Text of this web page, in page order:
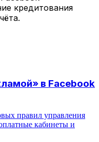
кредитования
в Facebook
правил управления
кабинеты и